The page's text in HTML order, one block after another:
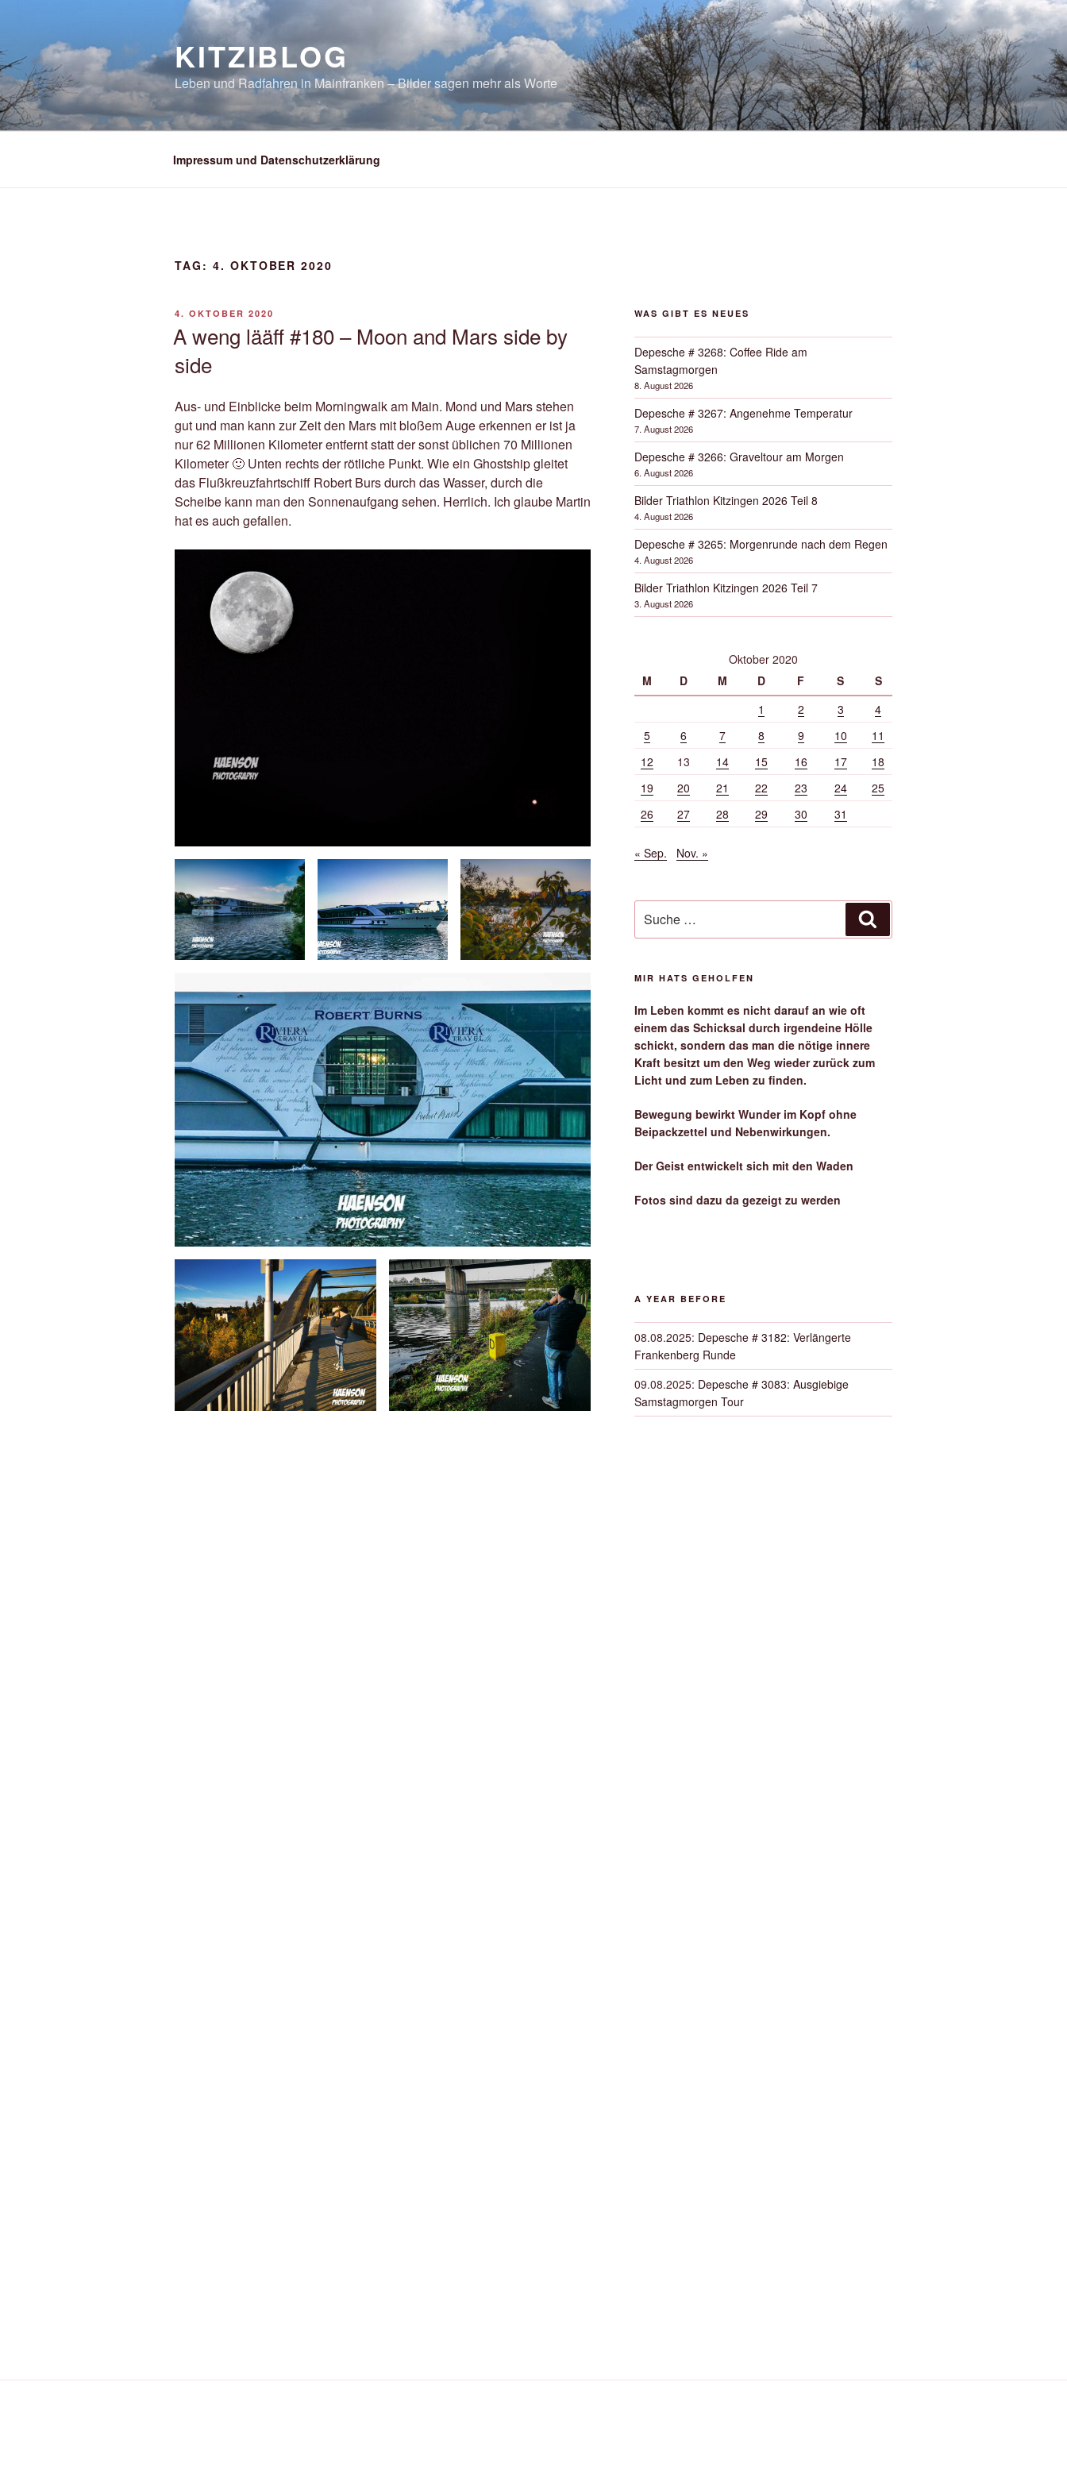
springen
KITZIBLOG
Leben und Radfahren in Mainfranken – Bilder sagen mehr als Worte
Impressum und Datenschutzerklärung
TAG: 4. OKTOBER 2020
VERÖFFENTLICHT
4. OKTOBER 2020
A weng lääff #180 – Moon and Mars side by
side
Aus- und Einblicke beim Morningwalk am Main. Mond und Mars stehen
gut und man kann zur Zeit den Mars mit bloßem Auge erkennen er ist ja
nur 62 Millionen Kilometer entfernt statt der sonst üblichen 70 Millionen
Kilometer 🙂 Unten rechts der rötliche Punkt. Wie ein Ghostship gleitet
das Flußkreuzfahrtschiff Robert Burs durch das Wasser, durch die
Scheibe kann man den Sonnenaufgang sehen. Herrlich. Ich glaube Martin
hat es auch gefallen.
WAS GIBT ES NEUES
Depesche # 3268: Coffee Ride am
Samstagmorgen
8. August 2026
Depesche # 3267: Angenehme Temperatur
7. August 2026
Depesche # 3266: Graveltour am Morgen
6. August 2026
Bilder Triathlon Kitzingen 2026 Teil 8
4. August 2026
Depesche # 3265: Morgenrunde nach dem Regen
4. August 2026
Bilder Triathlon Kitzingen 2026 Teil 7
3. August 2026
Oktober 2020
M
D M D F S
S
1
2 3
4
5
6 7 8 9 10
11
12
13 14 15 16 17
18
19
20 21 22 23 24
25
26
27 28 29 30 31
« Sep. Nov. »
nach:
MIR HATS GEHOLFEN
Im Leben kommt es nicht darauf an wie oft
einem das Schicksal durch irgendeine Hölle
schickt, sondern das man die nötige innere
Kraft besitzt um den Weg wieder zurück zum
Licht und zum Leben zu finden.
Bewegung bewirkt Wunder im Kopf ohne
Beipackzettel und Nebenwirkungen.
Der Geist entwickelt sich mit den Waden
Fotos sind dazu da gezeigt zu werden
A YEAR BEFORE
08.08.2025: Depesche # 3182: Verlängerte
Frankenberg Runde
09.08.2025: Depesche # 3083: Ausgiebige
Samstagmorgen Tour